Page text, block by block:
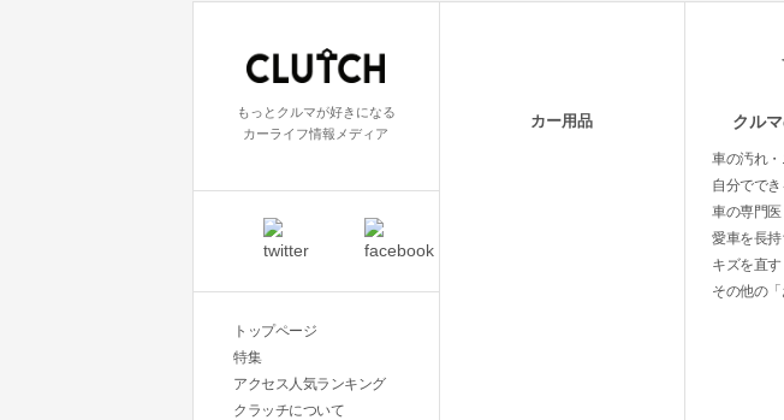
もっとクルマが好きになる
カーライフ情報メディア
トップページ
特集
アクセス人気ランキング
クラッチについて
カー用品 クル
車の汚れ
自分でで
車の専門
愛車を長
キズを直す
その他の「